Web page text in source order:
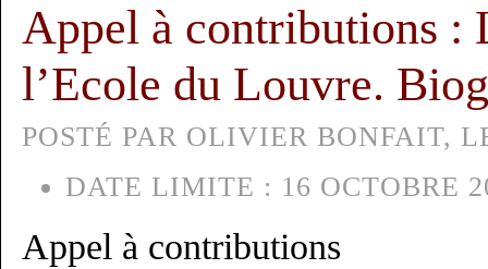
Appel à contributions :
l’Ecole du Louvre.
POSTÉ PAR OLIVIER BONFAIT,
DATE LIMITE : 16 OCTOBRE
Appel à contributions